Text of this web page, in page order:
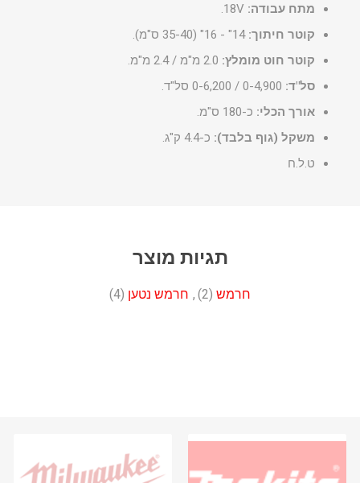
מתח עבודה:
קוטר חיתוך: 14" - 16" (35-40 ס"מ).
קוטר חוט מומלץ:
סל"ד:
אורך הכלי: כ-180 ס"מ.
משקל (גוף בלבד): כ-4.4 ק"ג.
ט.ל.ח
תגיות מוצר
חרמש (2)
, חרמש נטען (4)